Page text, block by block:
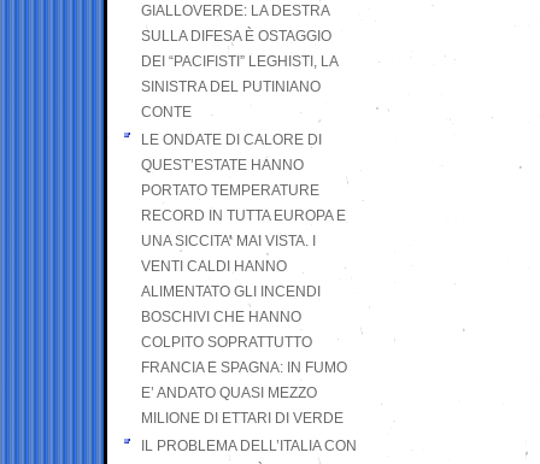
GIALLOVERDE: LA DESTRA
SULLA DIFESA È OSTAGGIO
DEI “PACIFISTI” LEGHISTI, LA
SINISTRA DEL PUTINIANO
CONTE
LE ONDATE DI CALORE DI
QUEST’ESTATE HANNO
PORTATO TEMPERATURE
RECORD IN TUTTA EUROPA E
UNA SICCITA’ MAI VISTA. I
VENTI CALDI HANNO
ALIMENTATO GLI INCENDI
BOSCHIVI CHE HANNO
COLPITO SOPRATTUTTO
FRANCIA E SPAGNA: IN FUMO
E’ ANDATO QUASI MEZZO
MILIONE DI ETTARI DI VERDE
IL PROBLEMA DELL’ITALIA CON